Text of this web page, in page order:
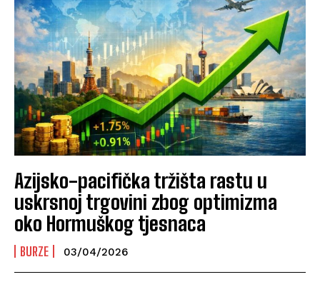
Azijsko-pacifička tržišta rastu u
uskrsnoj trgovini zbog optimizma
oko Hormuškog tjesnaca
BURZE 03/04/2026